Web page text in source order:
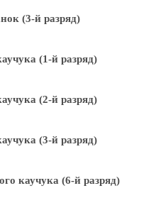
(3-й разряд)
(1-й разряд)
(2-й разряд)
(3-й разряд)
каучука (6-й разряд)